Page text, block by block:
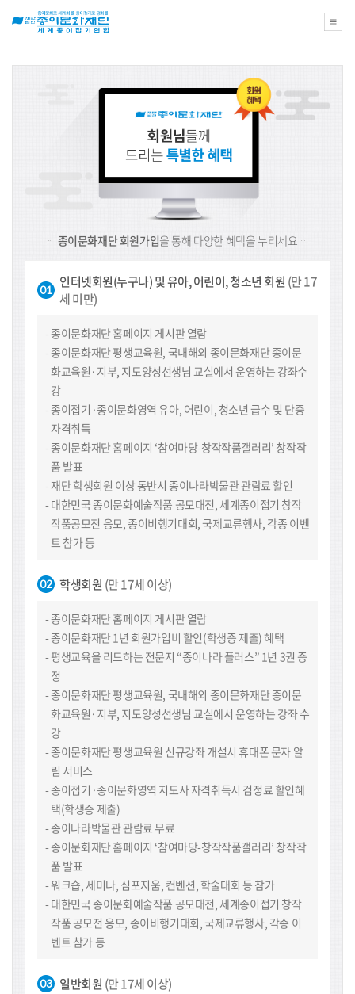
종이문화재단 회원가입을 통해 다양한 혜택을 누리세요
인터넷회원(누구나) 및 유아, 어린이, 청소년 회원 (만 17
세 미만)
종이문화재단 홈페이지 게시판 열람
종이문화재단 평생교육원, 국내해외 종이문화재단 종이문
화교육원·지부, 지도양성선생님 교실에서 운영하는 강좌수
강
종이접기·종이문화영역 유아, 어린이, 청소년 급수 및 단증
자격취득
종이문화재단 홈페이지 ‘참여마당-창작작품갤러리’ 창작작
품 발표
재단 학생회원 이상 동반시 종이나라박물관 관람료 할인
대한민국 종이문화예술작품 공모대전, 세계종이접기 창작
작품공모전 응모, 종이비행기대회, 국제교류행사, 각종 이벤
트 참가 등
학생회원 (만 17세 이상)
종이문화재단 홈페이지 게시판 열람
종이문화재단 1년 회원가입비 할인(학생증 제출) 혜택
평생교육을 리드하는 전문지 “종이나라 플러스” 1년 3권 증
정
종이문화재단 평생교육원, 국내해외 종이문화재단 종이문
화교육원·지부, 지도양성선생님 교실에서 운영하는 강좌 수
강
종이문화재단 평생교육원 신규강좌 개설시 휴대폰 문자 알
림 서비스
종이접기·종이문화영역 지도사 자격취득시 검정료 할인혜
택(학생증 제출)
종이나라박물관 관람료 무료
종이문화재단 홈페이지 ‘참여마당-창작작품갤러리’ 창작작
품 발표
워크숍, 세미나, 심포지움, 컨벤션, 학술대회 등 참가
대한민국 종이문화예술작품 공모대전, 세계종이접기 창작
작품 공모전 응모, 종이비행기대회, 국제교류행사, 각종 이
벤트 참가 등
일반회원 (만 17세 이상)